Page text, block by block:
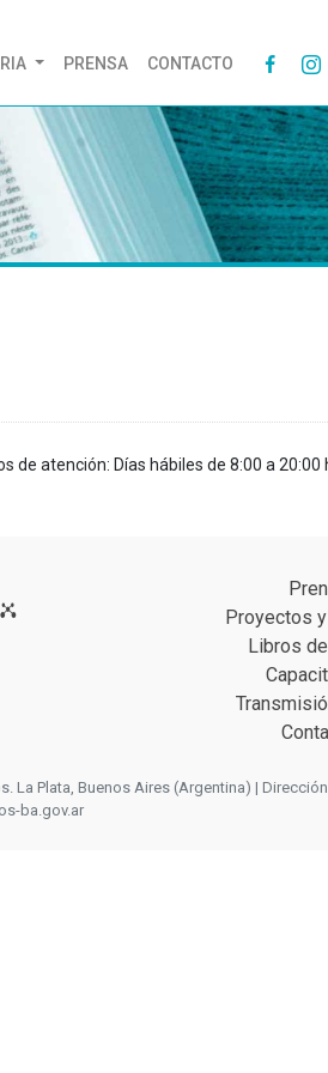
PRENSA CONTACTO 
de atención: Días hábiles de 8:00 a 20:00

Proyectos
Libros
Plata, Buenos Aires (Argentina) |
ba.gov.ar